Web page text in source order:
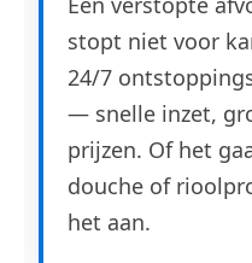
stopt niet voor
24/7
— snelle inzet,
prijzen. Of het
douche of
het aan.